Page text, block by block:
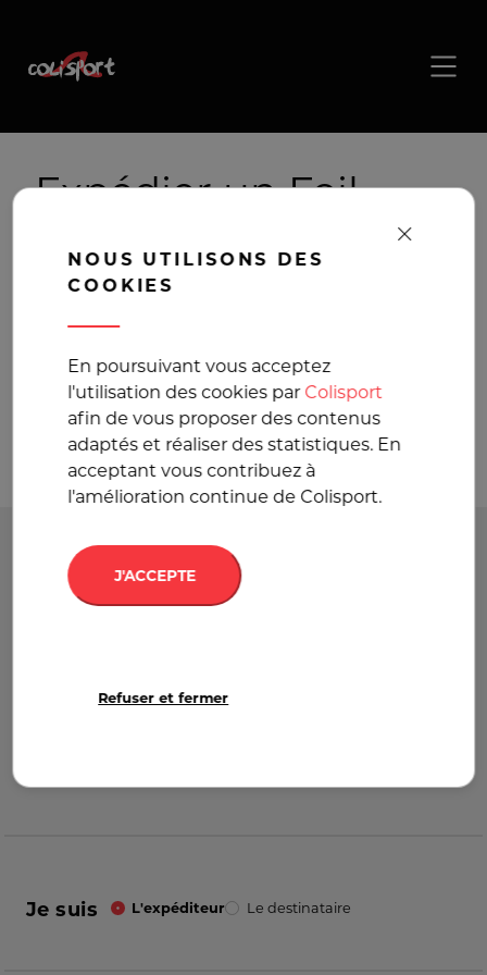
NOUS UTILISONS DES
COOKIES
En poursuivant vous acceptez
l'utilisation des cookies par Colisport
afin de vous proposer des contenus
adaptés et réaliser des statistiques. En
acceptant vous contribuez à
l'amélioration continue de Colisport.
J'ACCEPTE
Refuser et fermer
Expédier un Foil,
Livraison Foil
Transport en France
et en Europe au
meilleur prix
Départ
Destination
Je suis L'expéditeur Le destinataire